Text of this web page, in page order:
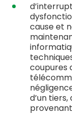
cause et
coupures
d’un